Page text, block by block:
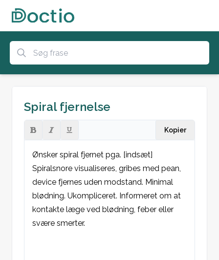
Spiral fjernelse
Kopier
Ønsker spiral fjernet pga. [indsæt]
Spiralsnore visualiseres, gribes med pean,
device fjernes uden modstand. Minimal
blødning. Ukompliceret. Informeret om at
kontakte læge ved blødning, feber eller
svære smerter.